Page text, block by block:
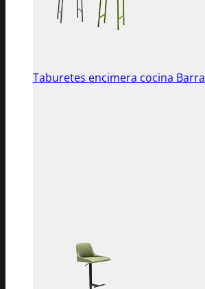
Taburetes encimera cocina Barra